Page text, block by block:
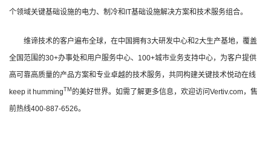
个领域关键基础设施的电力、制冷和 IT基础设施解决方案和技术服务组合。
维谛技术的客户遍布全球，在中国拥有3大研发中心和2大生产基地，覆盖
全国范围的30+办事处和用户服务中心、 100+城市业务支持中心，为客户提供
高可靠高质量的产品方案和专业卓越的技术服务，共同构建关键技术悦动在线
keep it hummingTM 的美好世界。如需了解更多信息，欢迎访问 Vertiv.com，售
前热线400-887-6526。